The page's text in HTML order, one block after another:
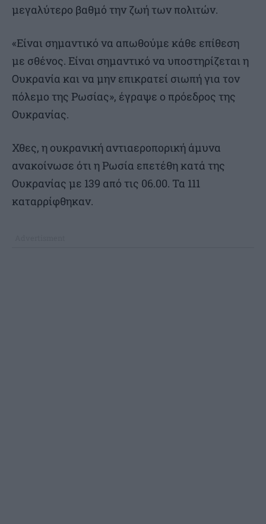
μεγαλύτερο βαθμό την ζωή των πολιτών.
«Είναι σημαντικό να απωθούμε κάθε επίθεση
με σθένος. Είναι σημαντικό να υποστηρίζεται η
Ουκρανία και να μην επικρατεί σιωπή για τον
πόλεμο της Ρωσίας», έγραψε ο πρόεδρος της
Ουκρανίας.
Χθες, η ουκρανική αντιαεροπορική άμυνα
ανακοίνωσε ότι η Ρωσία επετέθη κατά της
Ουκρανίας με 139 από τις 06.00. Τα 111
καταρρίφθηκαν.